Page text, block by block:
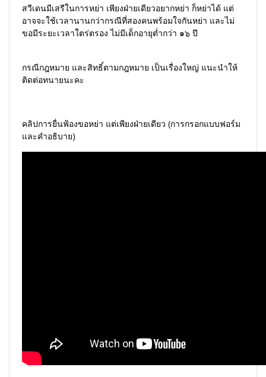
สวีเดนมีเสรีในการหย่า เพียงฝ่ายเดียวอยากหย่า ก็หย่าได้ แต่
อาจจะใช้เวลานานกว่ากรณีที่สองคนพร้อมใจกันหย่า และไม่
ขอมีระยะเวลาใตร่ตรอง ไม่มีเด็กอายุต่ำกว่า ๑๖ ปี
กรณีกฎหมาย และสิทธิ์ตามกฎหมาย เป็นเรื่องใหญ่ แนะนำให้
ติดต่อทนายนะคะ
คลิปการยื่นฟ้องขอหย่า แต่เพียงฝ่ายเดียว (การกรอกแบบฟอร์ม
และคำอธิบาย)